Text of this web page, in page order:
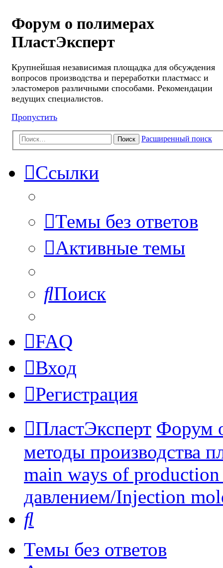
Форум о полимерах
ПластЭксперт
Крупнейшая независимая площадка для обсуждения
вопросов производства и переработки пластмасс и
эластомеров различными способами. Рекомендации
ведущих специалистов.
Пропустить
Поиск Расширенный поиск
Ссылки
Темы без ответов
Активные темы
Поиск
FAQ
Вход
Регистрация
ПластЭксперт Форум
методы производства
main ways of
давлением/Injection
Темы без ответов